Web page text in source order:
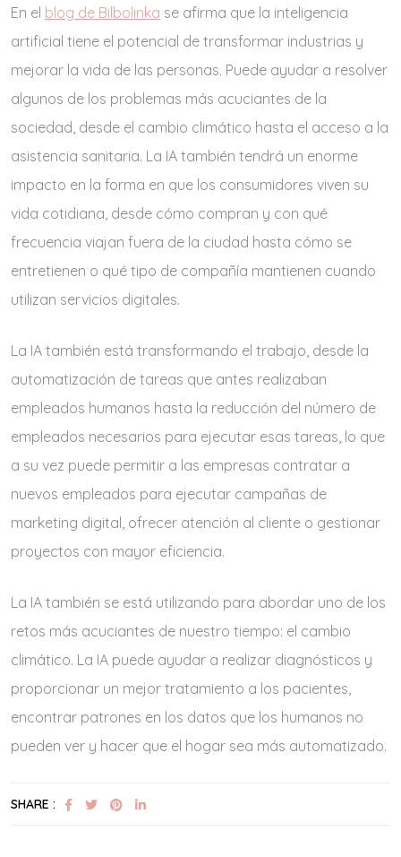
En el blog de Bilbolinka se afirma que la inteligencia
artificial tiene el potencial de transformar industrias y
mejorar la vida de las personas. Puede ayudar a resolver
algunos de los problemas más acuciantes de la
sociedad, desde el cambio climático hasta el acceso a la
asistencia sanitaria. La IA también tendrá un enorme
impacto en la forma en que los consumidores viven su
vida cotidiana, desde cómo compran y con qué
frecuencia viajan fuera de la ciudad hasta cómo se
entretienen o qué tipo de compañía mantienen cuando
utilizan servicios digitales.
La IA también está transformando el trabajo, desde la
automatización de tareas que antes realizaban
empleados humanos hasta la reducción del número de
empleados necesarios para ejecutar esas tareas, lo que
a su vez puede permitir a las empresas contratar a
nuevos empleados para ejecutar campañas de
marketing digital, ofrecer atención al cliente o gestionar
proyectos con mayor eficiencia.
La IA también se está utilizando para abordar uno de los
retos más acuciantes de nuestro tiempo: el cambio
climático. La IA puede ayudar a realizar diagnósticos y
proporcionar un mejor tratamiento a los pacientes,
encontrar patrones en los datos que los humanos no
pueden ver y hacer que el hogar sea más automatizado.
SHARE :